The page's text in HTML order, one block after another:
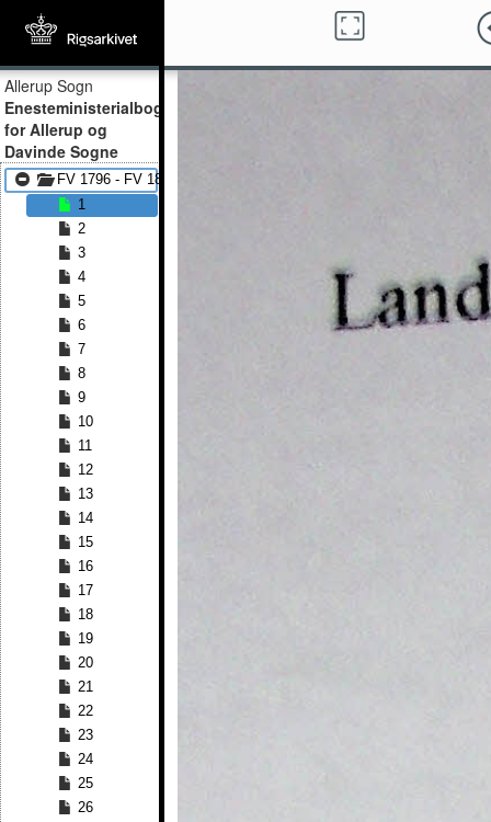
Allerup Sogn
Enesteministerialbog
for Allerup og
Davinde Sogne
FV 1796 - FV 1807
1
2
3
4
5
6
7
8
9
10
11
12
13
14
15
16
17
18
19
20
21
22
23
24
25
26